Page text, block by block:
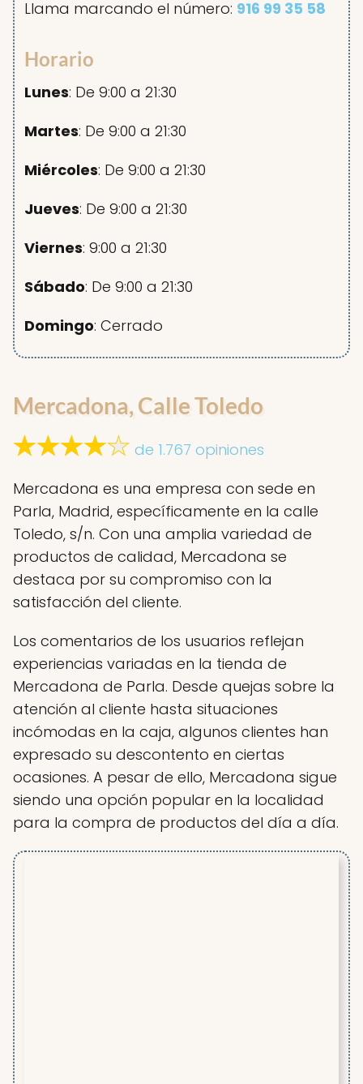
Llama marcando el número: 916 99 35 58
Horario
Lunes: De 9:00 a 21:30
Martes: De 9:00 a 21:30
Miércoles: De 9:00 a 21:30
Jueves: De 9:00 a 21:30
Viernes: 9:00 a 21:30
Sábado: De 9:00 a 21:30
Domingo: Cerrado
Mercadona, Calle Toledo
de 1.767 opiniones
Mercadona es una empresa con sede en
Parla, Madrid, específicamente en la calle
Toledo, s/n. Con una amplia variedad de
productos de calidad, Mercadona se
destaca por su compromiso con la
satisfacción del cliente.
Los comentarios de los usuarios reflejan
experiencias variadas en la tienda de
Mercadona de Parla. Desde quejas sobre la
atención al cliente hasta situaciones
incómodas en la caja, algunos clientes han
expresado su descontento en ciertas
ocasiones. A pesar de ello, Mercadona sigue
siendo una opción popular en la localidad
para la compra de productos del día a día.